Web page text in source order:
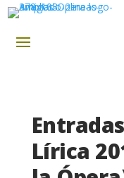
Lírica